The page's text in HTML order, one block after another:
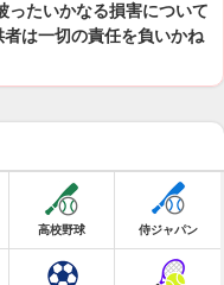
ったいかなる損害について
は一切の責任を負いかね
高校野球 侍ジャパン